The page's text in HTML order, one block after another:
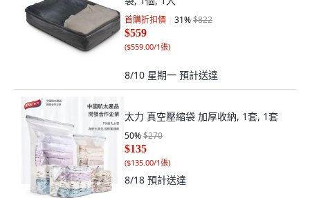
首購折扣價 31%$822
$559
($559.00/1張)
8/10 星期一 預計送達
太力 真空壓縮袋 加厚收納, 1套, 1套
50%$270
$135
($135.00/1張)
8/18 預計送達